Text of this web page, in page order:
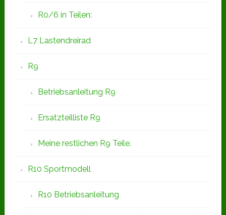
R0/6 in Teilen:
L7 Lastendreirad
R9
Betriebsanleitung R9
Ersatzteilliste R9
Meine restlichen R9 Teile.
R10 Sportmodell
R10 Betriebsanleitung